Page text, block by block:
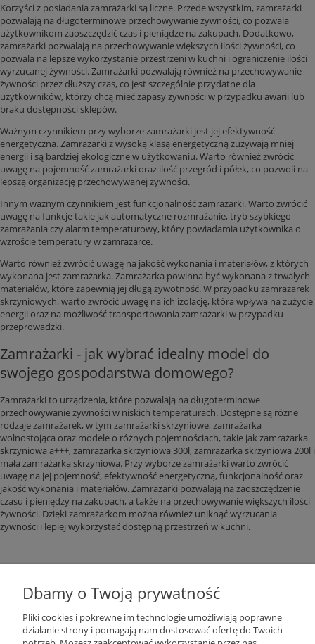
Korzyści z posiadania zamrażarki są liczne. Przede wszystkim, zamrażarki
pozwalają na długoterminowe przechowywanie żywności, co pozwala
użytkownikom zaoszczędzić czas i pieniądze na zakupach. Dodatkowo,
zamrażarki pozwalają na przechowywanie większych ilości żywności, co
pozwala na lepsze wykorzystanie przestrzeni w kuchni i ograniczenie ilości
wyrzucanej żywności. Zamrażarki pozwalają również na przechowywanie
żywności przez dłuższy czas, co jest szczególnie przydatne dla
użytkowników, którzy chcą mieć zapasy żywności w przypadku awarii lub
braku dostępności sklepów.
Ważnym czynnikiem przy wyborze zamrażarki jest jej efektywność
energetyczna. Zamrażarki z wysoką klasą energetyczną zużywają mniej
energii i są bardziej ekologiczne w użytkowaniu. Warto również zwrócić
uwagę na pojemność zamrażarki oraz ilość przegród i półek, co pozwoli na
lepszą organizację przechowywanej żywności.
Innym ważnym czynnikiem jest funkcjonalność zamrażarki. Warto zwrócić
uwagę na funkcje takie jak automatyczne rozmrażanie, tryb szybkiego
zamrażania czy alarm temperaturowy, który powiadamia użytkownika o
wzroście temperatury w zamrażarce.
Warto również zwrócić uwagę na jakość wykonania i materiałów, z których
wykonana jest zamrażarka. Zamrażarka powinna być wykonana z trwałych
materiałów, które zapewnią jej długą żywotność. W przypadku zamrażarek
skrzyniowych, warto zwrócić uwagę na ich izolację, która wpływa na zużycie
energii oraz na możliwość transportowania zamrażarki w przypadku
przeprowadzki.
Zamrażarki - jak wybrać idealny model do
swojego gospodarstwa domowego?
Zamrażarki to urządzenia, które pozwalają na długoterminowe
przechowywanie żywności w niskich temperaturach. Dostępne są różne
rodzaje zamrażarek, w tym zamrażarki skrzyniowe, zamrażarka
wolnostojąca oraz modele o różnych pojemnościach, takie jak zamrażarka
skrzyniowa a+++, zamrażarka skrzyniowa 300l, zamrażarka skrzyniowa 200l i
mała zamrażarka skrzyniowa. Przy wyborze zamrażarki warto zwrócić
uwagę na jej pojemność, efektywność energetyczną, funkcjonalność oraz
jakość wykonania i materiałów. Zamrażarki pozwalają na zaoszczędzenie
czasu i pieniędzy na zakupach, a także na przechowywanie większych ilości
żywności. Dzięki zamrażarkom można również uniknąć wyrzucania
żywności i lepiej wykorzystać dostępną przestrzeń w kuchni.
Dbamy o Twoją prywatność
Pliki cookies i pokrewne im technologie umożliwiają poprawne
działanie strony i pomagają nam dostosować ofertę do Twoich